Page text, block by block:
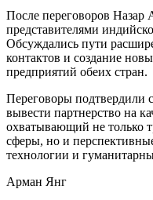
После переговоров Назар
представителями
Обсуждались пути
контактов и создание
предприятий обеих стран.
Переговоры
вывести партнерство на
охватывающий не только
сферы, но и
технологии и
Арман Янг